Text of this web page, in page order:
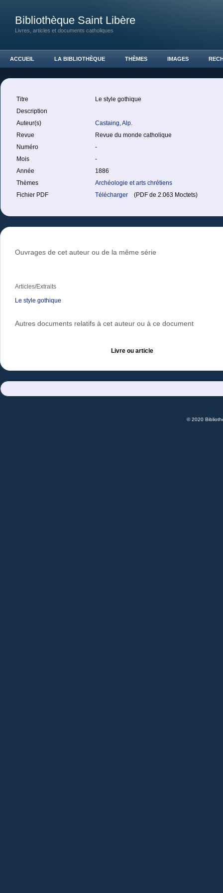
Bibliothèque Saint Libère
Livres, articles et documents catholiques
ACCUEIL LA BIBLIOTHÈQUE THÈMES IMAGES
Titre
Le style gothique
Description
Auteur(s)
Castaing, Alp.
Revue
Revue du monde catholique
Numéro
-
Mois
-
Année
1886
Thèmes
Archéologie et arts chrétiens
Fichier PDF
Télécharger (PDF de 2.063 Moctets)
Ouvrages de cet auteur ou de la même série
Articles/Extraits
Le style gothique
Autres documents relatifs à cet auteur ou à ce document
Livre ou article
© 2020